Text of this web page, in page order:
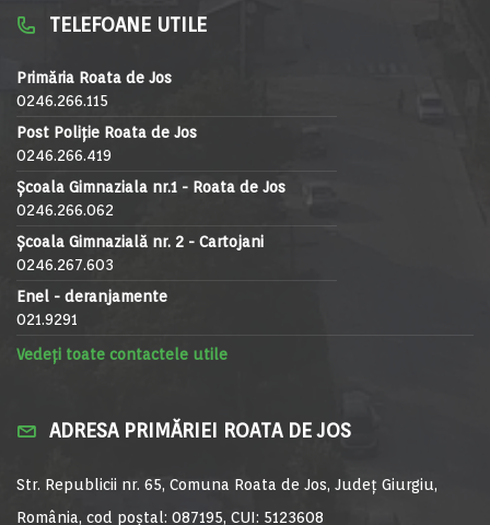
TELEFOANE UTILE
Primăria Roata de Jos
0246.266.115
Post Poliție Roata de Jos
0246.266.419
Școala Gimnaziala nr.1 - Roata de Jos
0246.266.062
Școala Gimnazială nr. 2 - Cartojani
0246.267.603
Enel - deranjamente
021.9291
Vedeți toate contactele utile
ADRESA PRIMĂRIEI ROATA DE JOS
Str. Republicii nr. 65, Comuna Roata de Jos, Județ Giurgiu,
România, cod poștal: 087195, CUI: 5123608